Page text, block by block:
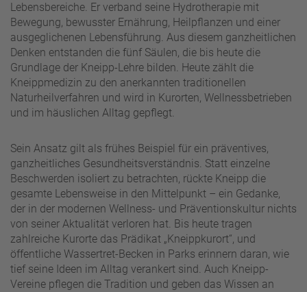
Lebensbereiche. Er verband seine Hydrotherapie mit
Bewegung, bewusster Ernährung, Heilpflanzen und einer
ausgeglichenen Lebensführung. Aus diesem ganzheitlichen
Denken entstanden die fünf Säulen, die bis heute die
Grundlage der Kneipp-Lehre bilden. Heute zählt die
Kneippmedizin zu den anerkannten traditionellen
Naturheilverfahren und wird in Kurorten, Wellnessbetrieben
und im häuslichen Alltag gepflegt.
Sein Ansatz gilt als frühes Beispiel für ein präventives,
ganzheitliches Gesundheitsverständnis. Statt einzelne
Beschwerden isoliert zu betrachten, rückte Kneipp die
gesamte Lebensweise in den Mittelpunkt – ein Gedanke,
der in der modernen Wellness- und Präventionskultur nichts
von seiner Aktualität verloren hat. Bis heute tragen
zahlreiche Kurorte das Prädikat „Kneippkurort“, und
öffentliche Wassertret-Becken in Parks erinnern daran, wie
tief seine Ideen im Alltag verankert sind. Auch Kneipp-
Vereine pflegen die Tradition und geben das Wissen an